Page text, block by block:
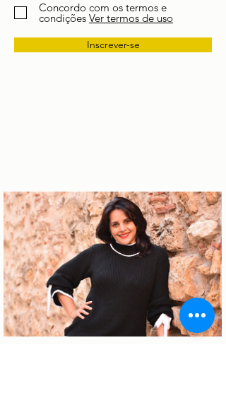
Inscrever-se
Concordo com os termos e
condições Ver termos de uso